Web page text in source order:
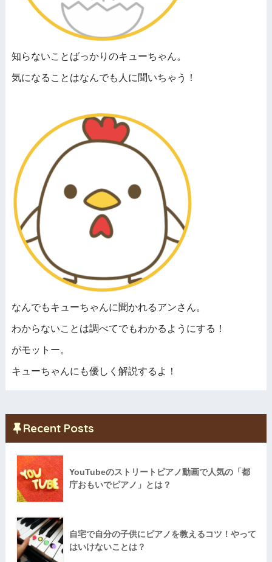
知らないことばっかりのキューちゃん。
気になることはなんでも人に聞いちゃう！
なんでもキューちゃんに聞かれるアンさん。
わからないことは調べてでもわかるようにする！
がモットー。
キューちゃんにも優しく解説するよ！
Recent Posts
YouTubeのストリートピアノ動画で人気の「都
庁おもいでピアノ」とは？
自宅で自分の子供にピアノを教えるコツ！やって
はいけないことは？